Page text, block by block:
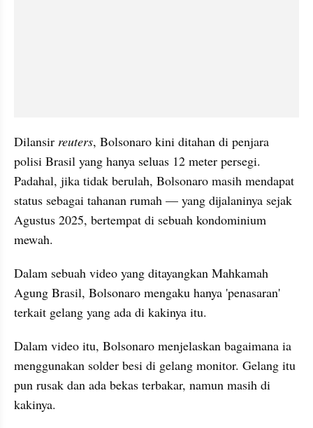
Dilansir reuters, Bolsonaro kini ditahan di penjara
polisi Brasil yang hanya seluas 12 meter persegi.
Padahal, jika tidak berulah, Bolsonaro masih mendapat
status sebagai tahanan rumah — yang dijalaninya sejak
Agustus 2025, bertempat di sebuah kondominium
mewah.
Dalam sebuah video yang ditayangkan Mahkamah
Agung Brasil, Bolsonaro mengaku hanya 'penasaran'
terkait gelang yang ada di kakinya itu.
Dalam video itu, Bolsonaro menjelaskan bagaimana ia
menggunakan solder besi di gelang monitor. Gelang itu
pun rusak dan ada bekas terbakar, namun masih di
kakinya.